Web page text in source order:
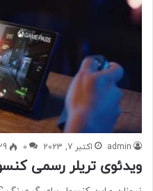
admin اکتبر 7, 2023 0
ویدئوی تریلر رسمی